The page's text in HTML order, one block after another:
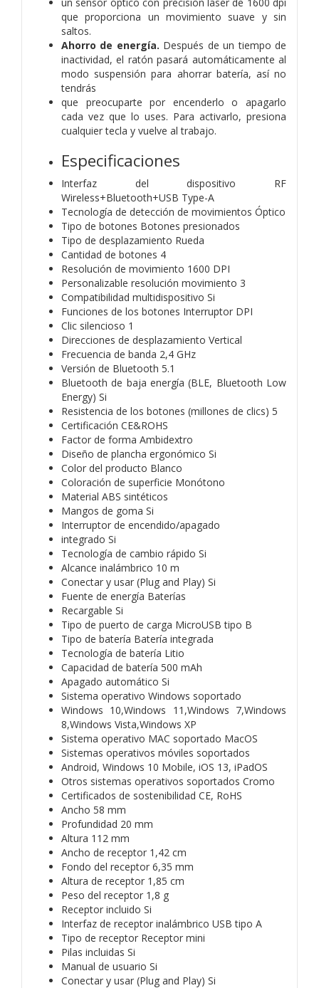
que proporciona un movimiento suave y sin
saltos.
Ahorro de energía. Después de un tiempo de
inactividad, el ratón pasará automáticamente al
modo suspensión para ahorrar batería, así no
tendrás
que preocuparte por encenderlo o apagarlo
cada vez que lo uses. Para activarlo, presiona
cualquier tecla y vuelve al trabajo.
Especificaciones
Interfaz del dispositivo RF
Wireless+Bluetooth+USB Type-A
Tecnología de detección de movimientos Óptico
Tipo de botones Botones presionados
Tipo de desplazamiento Rueda
Cantidad de botones 4
Resolución de movimiento 1600 DPI
Personalizable resolución movimiento 3
Compatibilidad multidispositivo Si
Funciones de los botones Interruptor DPI
Clic silencioso 1
Direcciones de desplazamiento Vertical
Frecuencia de banda 2,4 GHz
Versión de Bluetooth 5.1
Bluetooth de baja energía (BLE, Bluetooth Low
Energy) Si
Resistencia de los botones (millones de clics) 5
Certificación CE&ROHS
Factor de forma Ambidextro
Diseño de plancha ergonómico Si
Color del producto Blanco
Coloración de superficie Monótono
Material ABS sintéticos
Mangos de goma Si
Interruptor de encendido/apagado
integrado Si
Tecnología de cambio rápido Si
Alcance inalámbrico 10 m
Conectar y usar (Plug and Play) Si
Fuente de energía Baterías
Recargable Si
Tipo de puerto de carga MicroUSB tipo B
Tipo de batería Batería integrada
Tecnología de batería Litio
Capacidad de batería 500 mAh
Apagado automático Si
Sistema operativo Windows soportado
Windows 10,Windows 11,Windows 7,Windows
8,Windows Vista,Windows XP
Sistema operativo MAC soportado MacOS
Sistemas operativos móviles soportados
Android, Windows 10 Mobile, iOS 13, iPadOS
Otros sistemas operativos soportados Cromo
Certificados de sostenibilidad CE, RoHS
Ancho 58 mm
Profundidad 20 mm
Altura 112 mm
Ancho de receptor 1,42 cm
Fondo del receptor 6,35 mm
Altura de receptor 1,85 cm
Peso del receptor 1,8 g
Receptor incluido Si
Interfaz de receptor inalámbrico USB tipo A
Tipo de receptor Receptor mini
Pilas incluidas Si
Manual de usuario Si
Conectar y usar (Plug and Play) Si